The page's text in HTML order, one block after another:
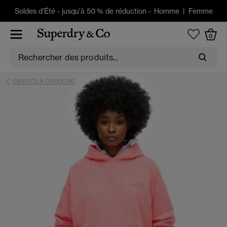
Soldes d'Été -jusqu'à 50 % de réduction - Homme| Femme
0
SWEATS A CAPUCHE